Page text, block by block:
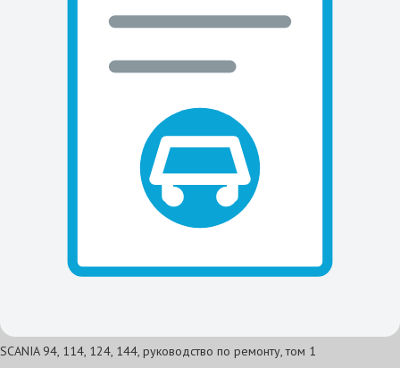
SCANIA 94, 114, 124, 144, руководство по ремонту, том 1